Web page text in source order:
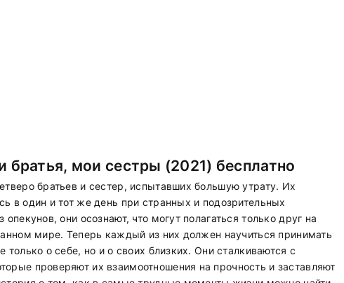
мои сестры (2021) бесплатно
братьев и сестер, испытавших большую утрату. Их
в один и тот же день при странных и подозрительных
они осознают, что могут полагаться только друг на
мире. Теперь каждый из них должен научиться принимать
только о себе, но и о своих близких. Они сталкиваются с
проверяют их взаимоотношения на прочность и заставляют